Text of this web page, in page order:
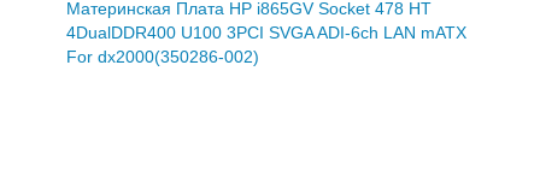
Материнская Плата HP i865GV Socket 478 HT
4DualDDR400 U100 3PCI SVGA ADI-6ch LAN mATX
For dx2000(350286-002)